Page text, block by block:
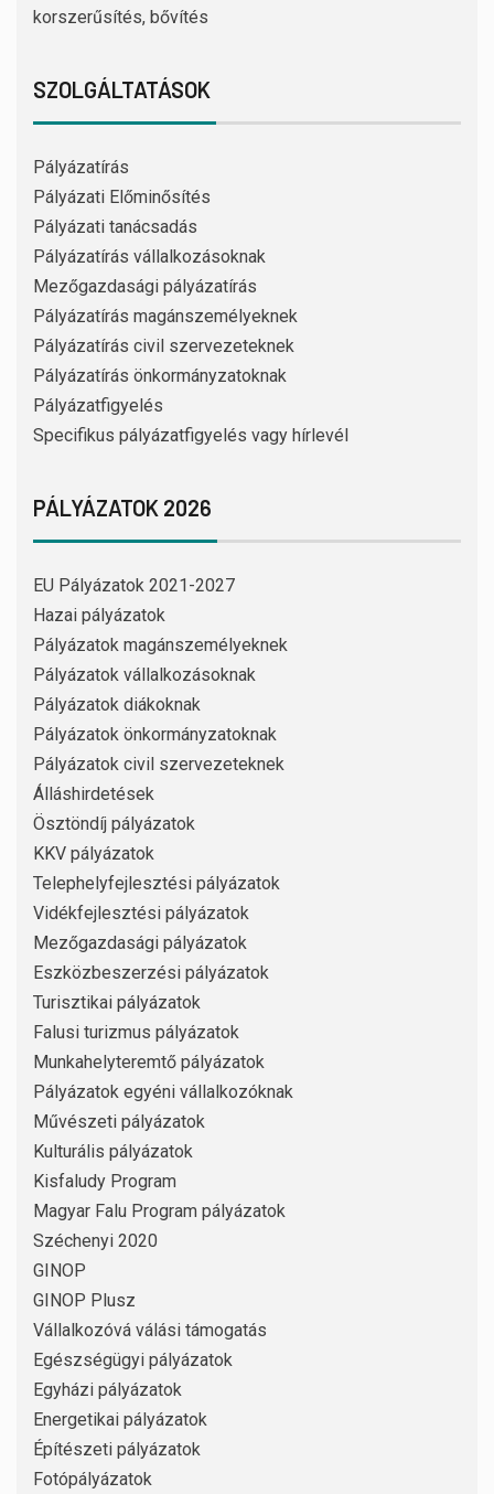
korszerűsítés, bővítés
SZOLGÁLTATÁSOK
Pályázatírás
Pályázati Előminősítés
Pályázati tanácsadás
Pályázatírás vállalkozásoknak
Mezőgazdasági pályázatírás
Pályázatírás magánszemélyeknek
Pályázatírás civil szervezeteknek
Pályázatírás önkormányzatoknak
Pályázatfigyelés
Specifikus pályázatfigyelés vagy hírlevél
PÁLYÁZATOK 2026
EU Pályázatok 2021-2027
Hazai pályázatok
Pályázatok magánszemélyeknek
Pályázatok vállalkozásoknak
Pályázatok diákoknak
Pályázatok önkormányzatoknak
Pályázatok civil szervezeteknek
Álláshirdetések
Ösztöndíj pályázatok
KKV pályázatok
Telephelyfejlesztési pályázatok
Vidékfejlesztési pályázatok
Mezőgazdasági pályázatok
Eszközbeszerzési pályázatok
Turisztikai pályázatok
Falusi turizmus pályázatok
Munkahelyteremtő pályázatok
Pályázatok egyéni vállalkozóknak
Művészeti pályázatok
Kulturális pályázatok
Kisfaludy Program
Magyar Falu Program pályázatok
Széchenyi 2020
GINOP
GINOP Plusz
Vállalkozóvá válási támogatás
Egészségügyi pályázatok
Egyházi pályázatok
Energetikai pályázatok
Építészeti pályázatok
Fotópályázatok